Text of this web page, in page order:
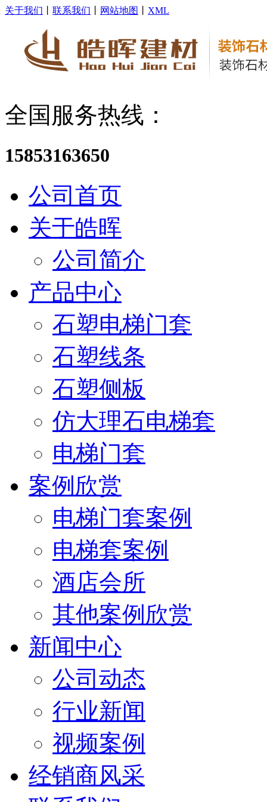
关于我们 联系我们 网站地图 XML
全国服务热线：
15853163650
公司首页
关于皓晖
公司简介
产品中心
石塑电梯门套
石塑线条
石塑侧板
仿大理石电梯套
电梯门套
案例欣赏
电梯门套案例
电梯套案例
酒店会所
其他案例欣赏
新闻中心
公司动态
行业新闻
视频案例
经销商风采